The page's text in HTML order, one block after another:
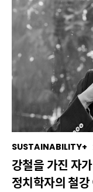
SUSTAINABILITY+
강철을 가진 자
정치학자의 철강